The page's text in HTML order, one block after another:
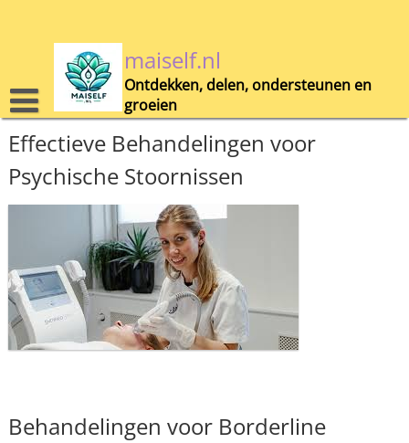
maiself.nl
Ontdekken, delen, ondersteunen en
groeien
Effectieve Behandelingen voor
Psychische Stoornissen
Behandelingen voor Borderline